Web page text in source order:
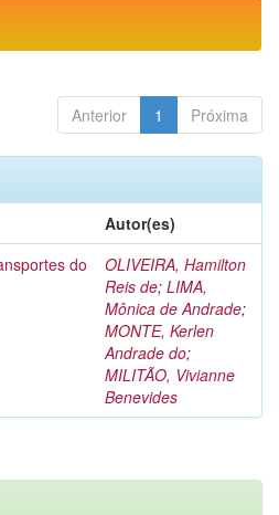
Anterior 1 Próxima
Autor(es)
do
OLIVEIRA, Hamilton
Reis de; LIMA,
Mônica de Andrade;
MONTE, Kerlen
Andrade do;
MILITÃO, Vivianne
Benevides